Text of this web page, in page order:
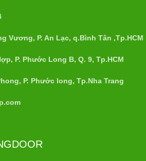
Vương, P. An Lạc, q.Bình Tân ,Tp.HCM
P. Phước Long B, Q. 9, Tp.HCM
P. Phước long, Tp.Nha Trang